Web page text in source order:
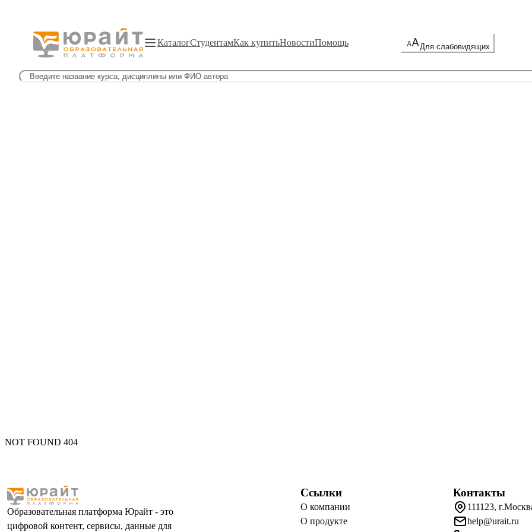
КаталогСтудентамКак купитьНовостиПомощь Для слабовидящих
NOT FOUND 404
Образовательная платформа Юрайт - это
цифровой контент, сервисы, данные для
Ссылки
О компании
О продукте
Контакты
111123,
help@urait.ru